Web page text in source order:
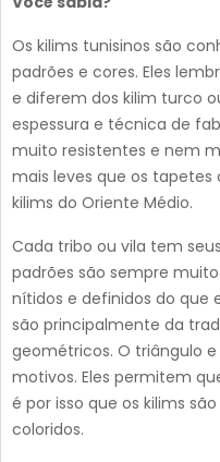
Os kilims tunisinos são
padrões e cores. Eles
e diferem dos kilim turco
espessura e técnica de
muito resistentes e nem
mais leves que os tapetes
kilims do Oriente Médio.
Cada tribo ou vila tem
padrões são sempre
nítidos e definidos do que
são principalmente da
geométricos. O triângulo
motivos. Eles permitem
é por isso que os kilims
coloridos.